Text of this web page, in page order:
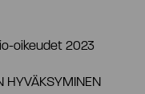
oikeudet 2023
HYVÄKSYMINEN